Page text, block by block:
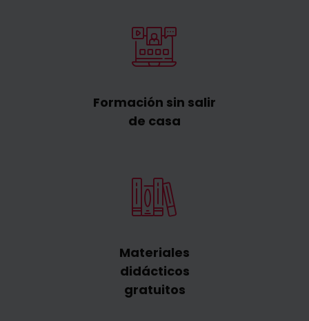
Formación sin salir
de casa
Materiales
didácticos
gratuitos